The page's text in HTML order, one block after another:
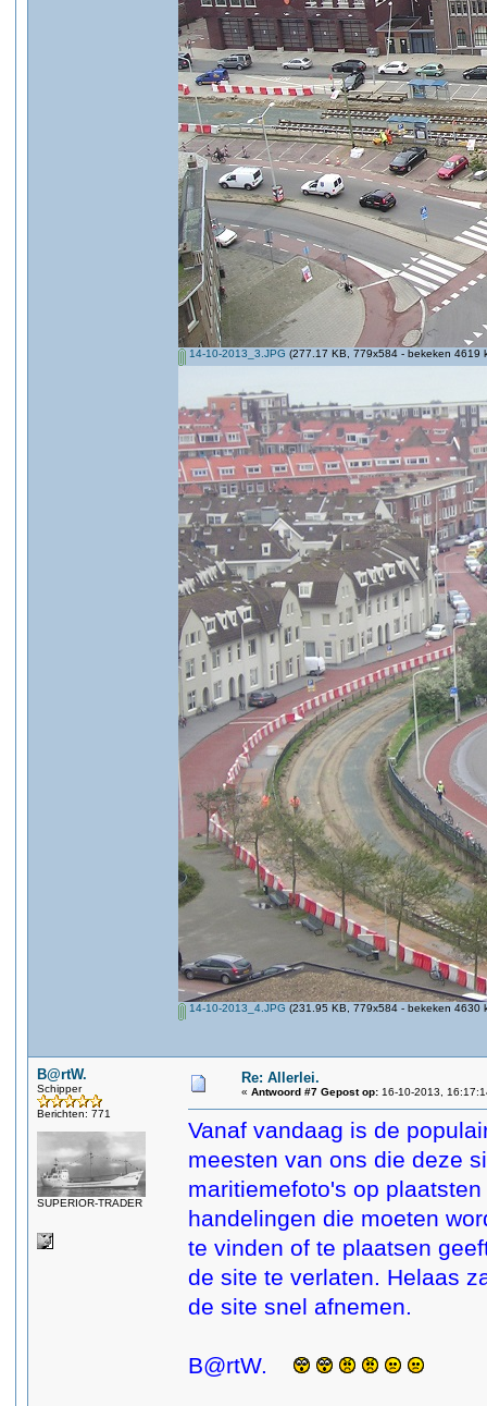
14-10-2013_3.JPG (277.17 KB, 779x584 - bekeken 4619
14-10-2013_4.JPG (231.95 KB, 779x584 - bekeken 4630
B@rtW.
Schipper
Berichten: 771
SUPERIOR-TRADER
Re: Allerlei.
« Antwoord #7 Gepost op: 16-10-2013,
Vanaf vandaag is de
meesten van ons die deze
maritiemefoto's op
handelingen die moeten
te vinden of te plaatsen
de site te verlaten. Helaas
de site snel afnemen.
B@rtW.